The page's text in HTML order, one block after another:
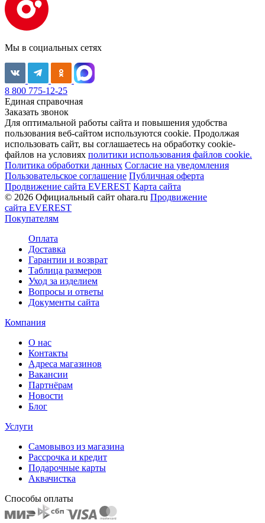
Мы в социальных сетях
8 800 775-12-25
Единая справочная
Заказать звонок
Для оптимальной работы сайта и повышения удобства
пользования веб-сайтом используются cookie. Продолжая
использовать сайт, вы соглашаетесь на обработку cookie-
файлов на условиях политики использования файлов cookie.
Политика обработки данных Согласие на уведомления
Пользовательское соглашение Публичная оферта
Продвижение сайта EVEREST Карта сайта
© 2026 Официальный сайт ohara.ru Продвижение
сайта EVEREST
Покупателям
Оплата
Доставка
Гарантии и возврат
Таблица размеров
Уход за изделием
Вопросы и ответы
Документы сайта
Компания
О нас
Контакты
Адреса магазинов
Вакансии
Партнёрам
Новости
Блог
Услуги
Самовывоз из магазина
Рассрочка и кредит
Подарочные карты
Аквачистка
Способы оплаты